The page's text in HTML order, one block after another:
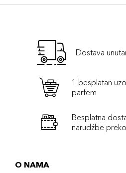
Dostava
1 besplatan
parfem
Besplatna
narudźbe
O NAMA